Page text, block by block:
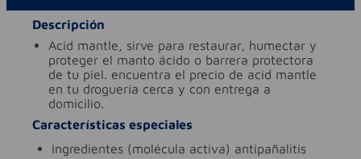
Descripción
acid mantle, sirve para restaurar, humectar y
proteger el manto ácido o barrera protectora
de tu piel. encuentra el precio de acid mantle
en tu droguería cerca y con entrega a
domicilio.
Características especiales
ingredientes (molécula activa) antipañalitis